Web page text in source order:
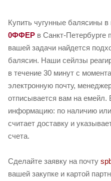
Купить чугунные балясины в
0ФФЕР в Санкт-Петербурге
вашей задачи найдется
балясин. Наши сейлзы
в течение 30 минут с
электронную почту,
отписывается вам на емейл.
информацию: по наличию
считает доставку и
счета.
Сделайте заявку на почту
вашей закупке и картой